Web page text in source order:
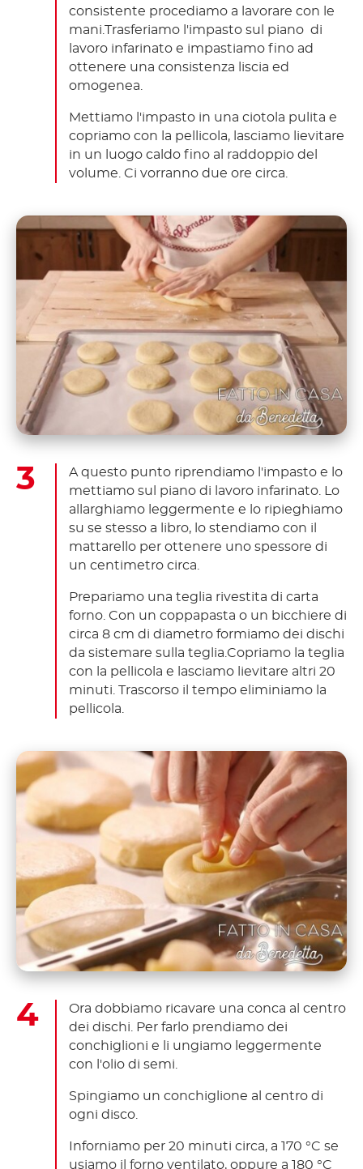
consistente procediamo a lavorare con le
mani.Trasferiamo l'impasto sul piano di
lavoro infarinato e impastiamo fino ad
ottenere una consistenza liscia ed
omogenea.
Mettiamo l'impasto in una ciotola pulita e
copriamo con la pellicola, lasciamo lievitare
in un luogo caldo fino al raddoppio del
volume. Ci vorranno due ore circa.
A questo punto riprendiamo l'impasto e lo
mettiamo sul piano di lavoro infarinato. Lo
allarghiamo leggermente e lo ripieghiamo
su se stesso a libro, lo stendiamo con il
mattarello per ottenere uno spessore di
un centimetro circa.
Prepariamo una teglia rivestita di carta
forno. Con un coppapasta o un bicchiere di
circa 8 cm di diametro formiamo dei dischi
da sistemare sulla teglia.Copriamo la teglia
con la pellicola e lasciamo lievitare altri 20
minuti. Trascorso il tempo eliminiamo la
pellicola.
Ora dobbiamo ricavare una conca al centro
dei dischi. Per farlo prendiamo dei
conchiglioni e li ungiamo leggermente
con l'olio di semi.
Spingiamo un conchiglione al centro di
ogni disco.
Inforniamo per 20 minuti circa, a 170 °C se
usiamo il forno ventilato, oppure a 180 °C